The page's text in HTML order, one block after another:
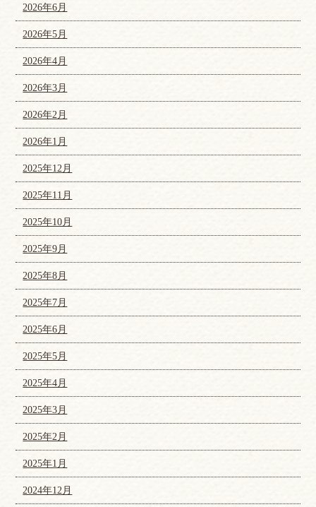
2026年6月
2026年5月
2026年4月
2026年3月
2026年2月
2026年1月
2025年12月
2025年11月
2025年10月
2025年9月
2025年8月
2025年7月
2025年6月
2025年5月
2025年4月
2025年3月
2025年2月
2025年1月
2024年12月